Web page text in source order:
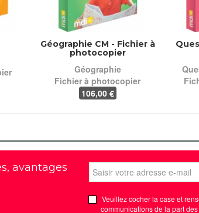
Géographie CM - Fichier à
photocopier
Géographie
Fichier à photocopier
106,00 €
avantages
Veuillez cocher la case et
communications de la part